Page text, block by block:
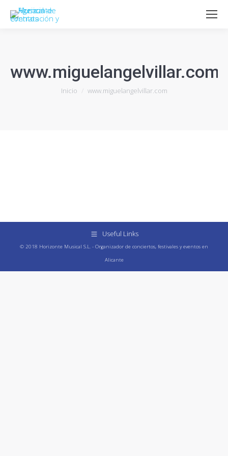
www.miguelangelvillar.com
Estás aquí:
Inicio www.miguelangelvillar.com
Useful Links
© 2018 Horizonte Musical S.L. - Organizador de conciertos, festivales y eventos en
Alicante